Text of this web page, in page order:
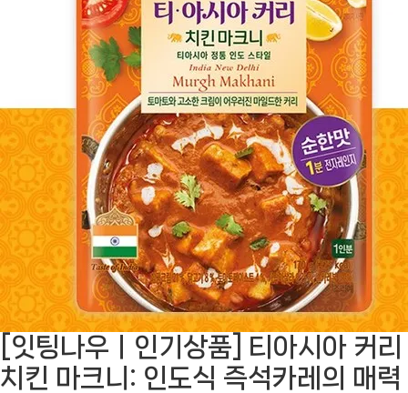
[잇팅나우ㅣ인기상품] 티아시아 커리
치킨 마크니: 인도식 즉석카레의 매력